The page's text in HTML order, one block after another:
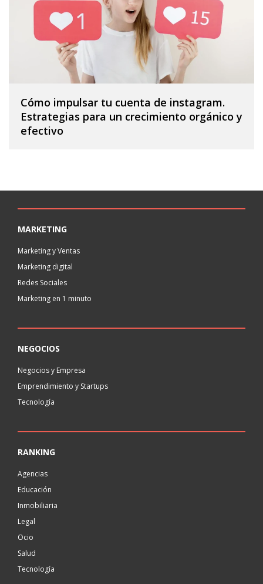
Cómo impulsar tu cuenta de instagram.
Estrategias para un crecimiento orgánico y
efectivo
MARKETING
Marketing y Ventas
Marketing digital
Redes Sociales
Marketing en 1 minuto
NEGOCIOS
Negocios y Empresa
Emprendimiento y Startups
Tecnología
RANKING
Agencias
Educación
Inmobiliaria
Legal
Ocio
Salud
Tecnología